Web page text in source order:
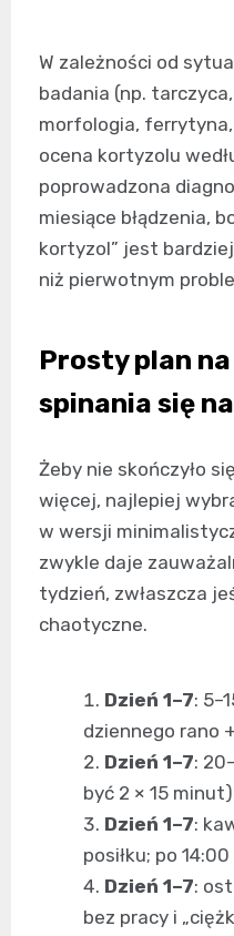
W zależności od
badania (np.
morfologia,
ocena kortyzolu
poprowadzona
miesiące błądzenia,
kortyzol” jest
niż pierwotnym
Prosty plan na
spinania się
Żeby nie skończyło
więcej, najlepiej
w wersji
zwykle daje
tydzień, zwłaszcza
chaotyczne.
Dzień 1–7:
dziennego rano
Dzień 1–7:
być 2 × 15
Dzień 1–7:
posiłku; po
Dzień 1–7:
bez pracy i